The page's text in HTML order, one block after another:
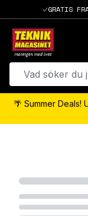
GRATIS
🌴 Summer Deals!